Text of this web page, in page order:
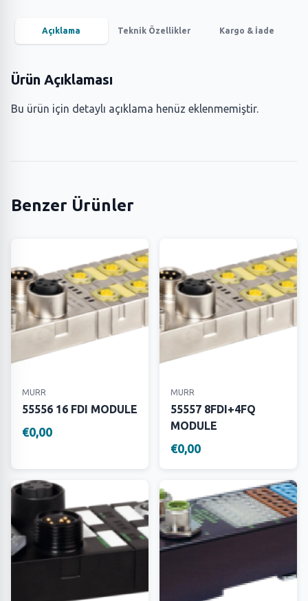
Açıklama Teknik Özellikler Kargo & İade
Ürün Açıklaması
Bu ürün için detaylı açıklama henüz eklenmemiştir.
Benzer Ürünler
MURR
55556 16 FDI MODULE
€0,00
MURR
55557 8FDI+4FQ
MODULE
€0,00